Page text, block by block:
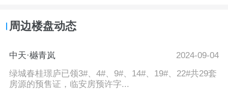
周边楼盘动态
中天·樾青岚
2024-09-04
绿城春桂璟庐已领3#、4#、9#、14#、19#、22#共29套
房源的预售证，临安房预许字...